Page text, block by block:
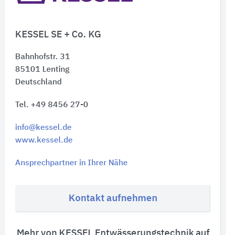
KESSEL SE + Co. KG
Bahnhofstr. 31
85101 Lenting
Deutschland
Tel. +49 8456 27-0
info@kessel.de
www.kessel.de
Ansprechpartner in Ihrer Nähe
Kontakt aufnehmen